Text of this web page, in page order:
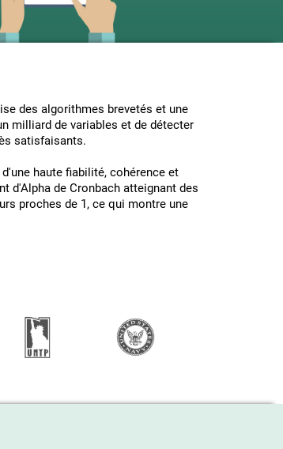
des algorithmes brevetés et une
milliard de variables et de détecter
satisfaisants.
haute fiabilité, cohérence et
d'Alpha de Cronbach atteignant des
proches de 1, ce qui montre une